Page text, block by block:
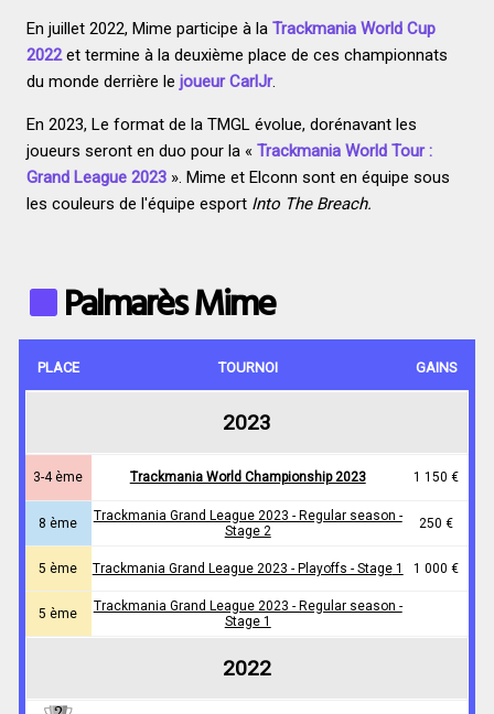
En juillet 2022, Mime participe à la Trackmania World Cup
2022et termine à la deuxième place de ces championnats
du monde derrière le joueur CarlJr.
En 2023, Le format de la TMGL évolue, dorénavant les
joueurs seront en duo pour la « Trackmania World Tour :
Grand League 2023». Mime et Elconn sont en équipe sous
les couleurs de l'équipe esportInto The Breach.
Palmarès Mime
PLACE TOURNOI GAINS
2023
3-4 ème Trackmania World Championship 2023 1 150 €
8 ème
Trackmania Grand League 2023 - Regular season -
Stage 2
250 €
5 ème Trackmania Grand League 2023 - Playoffs - Stage1 1 000 €
5 ème
Trackmania Grand League 2023 - Regular season -
Stage 1
2022